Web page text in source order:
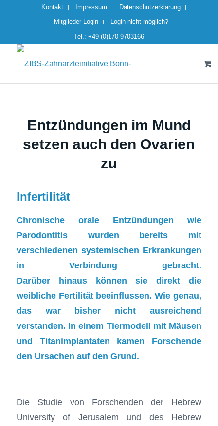
Kontakt Impressum
Datenschutzerklärung
Mitglieder Login
Login nicht möglich?
Tel.: +49 (0)170 9703166
Entzündungen im Mund
setzen auch den Ovarien
zu
Infertilität
Chronische orale Entzündungen wie
Parodontitis wurden bereits mit
verschiedenen systemischen Erkrankungen
in Verbindung gebracht.
Darüber hinaus können sie direkt die
weibliche Fertilität beeinflussen. Wie genau,
das war bisher nicht ausreichend
verstanden. In einem Tiermodell mit Mäusen
und Titanimplantaten kamen Forschende
den Ursachen auf den Grund.
Die Studie von Forschenden der Hebrew
University of Jerusalem und des Hebrew